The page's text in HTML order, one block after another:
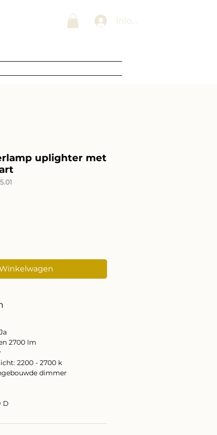
Inloggen
uplighter met
2700 lm
2200 - 2700 k
dimmer
D